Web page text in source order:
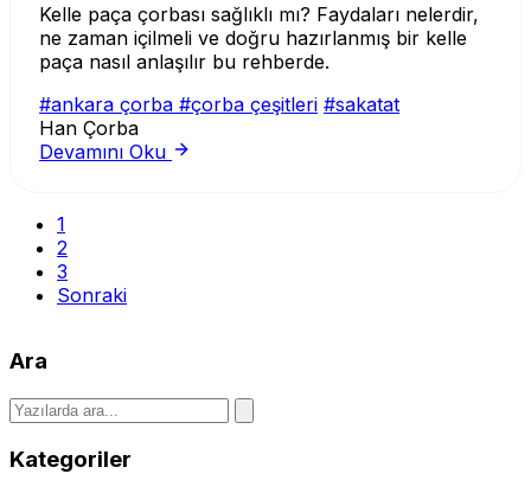
Kelle paça çorbası sağlıklı mı? Faydaları nelerdir,
ne zaman içilmeli ve doğru hazırlanmış bir kelle
paça nasıl anlaşılır bu rehberde.
#ankara çorba #çorba çeşitleri #sakatat
Han Çorba
Devamını Oku
1
2
3
Sonraki
Ara
Kategoriler